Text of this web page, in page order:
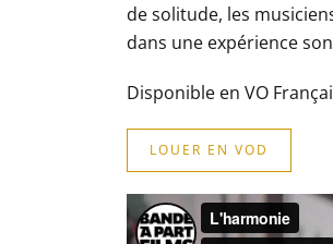
de solitude, les
dans une expérience
Disponible en VO
LOUER EN VOD